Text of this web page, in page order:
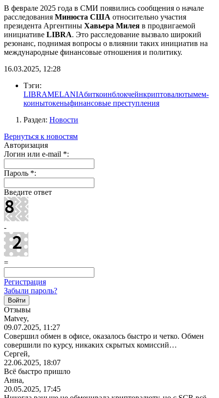
В феврале 2025 года в СМИ появились сообщения о начале
расследования Минюста США относительно участия
президента Аргентины Хавьера Милея в продвигаемой
инициативе LIBRA. Это расследование вызвало широкий
резонанс, поднимая вопросы о влиянии таких инициатив на
международные финансовые отношения и политику.
16.03.2025, 12:28
Тэги:
LIBRAMELANIAбиткоинблокчейнкриптовалютымем-
коинытокеныфинансовые преступления
Раздел: Новости
Вернуться к новостям
Авторизация
Логин или e-mail *:
Пароль *:
Введите ответ
-
=
Регистрация
Забыли пароль?
Отзывы
Matvey,
09.07.2025, 11:27
Совершил обмен в офисе, оказалось быстро и четко. Обмен
совершили по курсу, никаких скрытых комиссий…
Сергей,
22.06.2025, 18:07
Всё быстро пришло
Анна,
20.05.2025, 17:45